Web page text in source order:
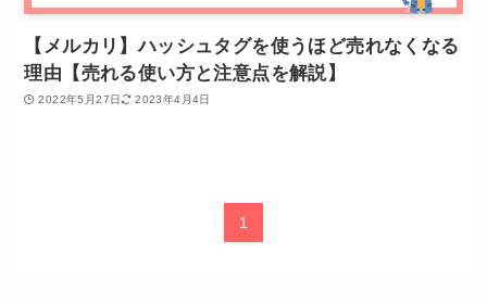
【メルカリ】ハッシュタグを使うほど売れなくなる
理由【売れる使い方と注意点を解説】
2022年5月27日 2023年4月4日
1